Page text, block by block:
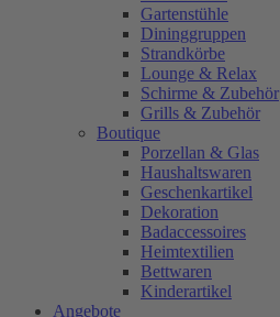
Gartenstühle
Dininggruppen
Strandkörbe
Lounge & Relax
Schirme & Zubehör
Grills & Zubehör
Boutique
Porzellan & Glas
Haushaltswaren
Geschenkartikel
Dekoration
Badaccessoires
Heimtextilien
Bettwaren
Kinderartikel
Angebote